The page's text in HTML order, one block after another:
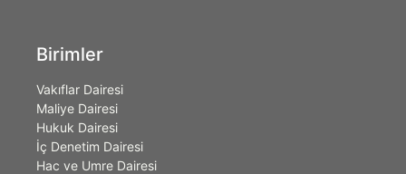
Birimler
Vakıflar Dairesi
Maliye Dairesi
Hukuk Dairesi
İç Denetim Dairesi
Hac ve Umre Dairesi